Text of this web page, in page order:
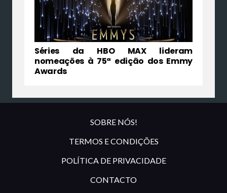
Séries da HBO MAX lideram
nomeações à 75ª edição dos Emmy
Awards
SOBRE NÓS!
TERMOS E CONDIÇÕES
POLÍTICA DE PRIVACIDADE
CONTACTO